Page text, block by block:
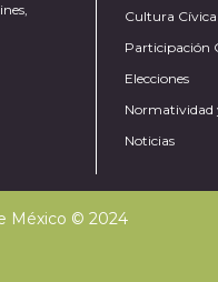
Cultura Cívica
Participación
Elecciones
Normatividad
Noticias
México © 2024